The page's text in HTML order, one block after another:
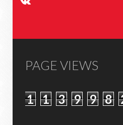
PAGE VIEWS
1 1 3 9 9 8